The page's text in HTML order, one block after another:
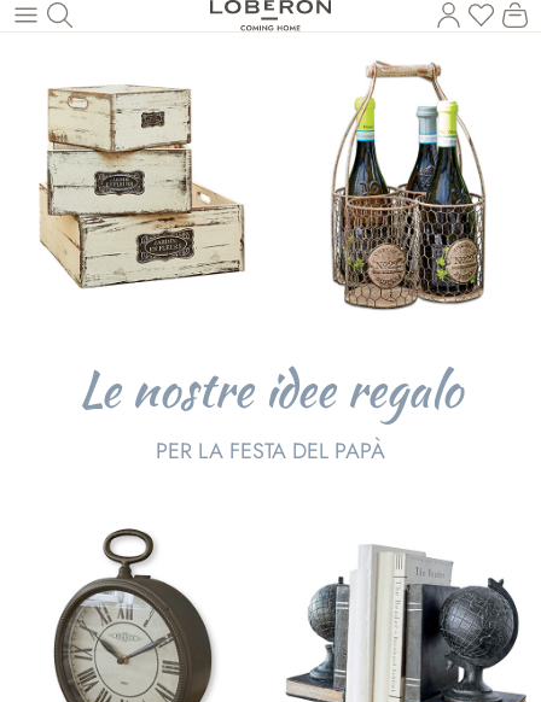
Torna al contenuto principale
Hai 0Il
Le nostre idee regalo
PER LA FESTA DEL PAPÀ